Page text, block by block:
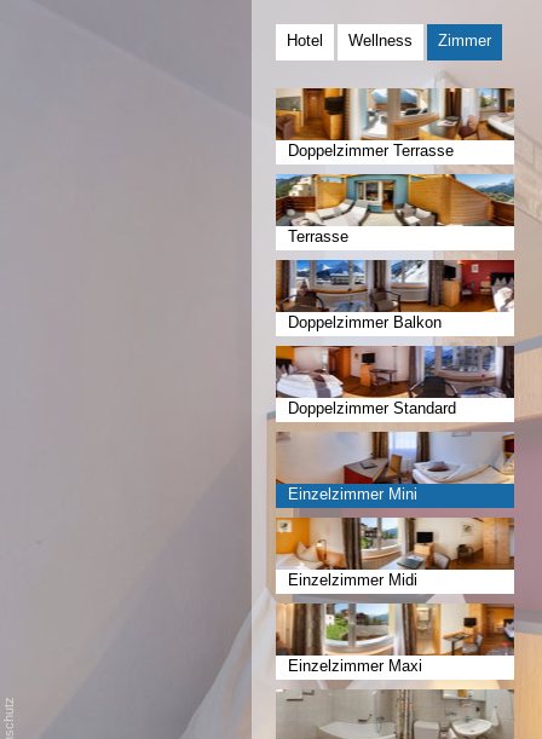
Hotel Wellness Zimmer
Doppelzimmer Terrasse
Terrasse
Doppelzimmer Balkon
Doppelzimmer Standard
Einzelzimmer Mini
Einzelzimmer Midi
Einzelzimmer Maxi